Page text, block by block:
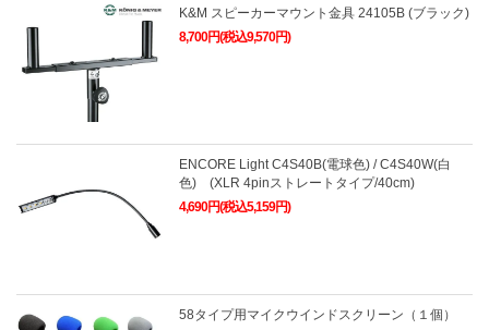
K&M スピーカーマウント金具 24105B (ブラック)
8,700円(税込9,570円)
ENCORE Light C4S40B(電球色) / C4S40W(白
色) (XLR 4pinストレートタイプ/40cm)
4,690円(税込5,159円)
58タイプ用マイクウインドスクリーン（１個）